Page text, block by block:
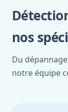
nos
Du
notre équipe